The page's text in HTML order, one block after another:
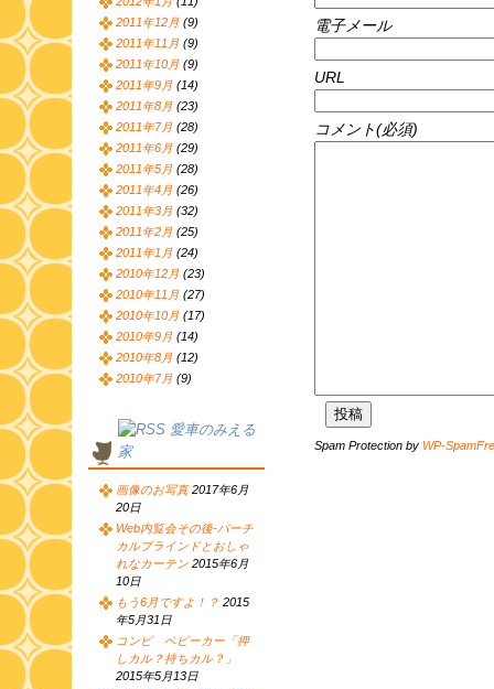
電子メール
URL
コメント(必須)
Spam Protection by WP-
2011年12月 (9)
2011年11月 (9)
2011年10月 (9)
2011年9月 (14)
2011年8月 (23)
2011年7月 (28)
2011年6月 (29)
2011年5月 (28)
2011年4月 (26)
2011年3月 (32)
2011年2月 (25)
2011年1月 (24)
2010年12月 (23)
2010年11月 (27)
2010年10月 (17)
2010年9月 (14)
2010年8月 (12)
2010年7月 (9)
愛車のみえる
家
画像のお写真 2017年6月
20日
Web内覧会その後-バーチ
カルブラインドとおしゃ
れなカーテン 2015年6月
10日
もう6月ですよ！？ 2015
年5月31日
コンビ ベビーカー「押
しカル？持ちカル？」
2015年5月13日